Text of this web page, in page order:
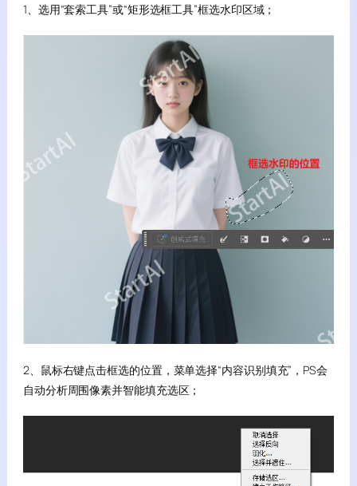
1、选用“套索工具”或“矩形选框工具”框选水印区域；
2、鼠标右键点击框选的位置，菜单选择“内容识别填充”，PS会
自动分析周围像素并智能填充选区；